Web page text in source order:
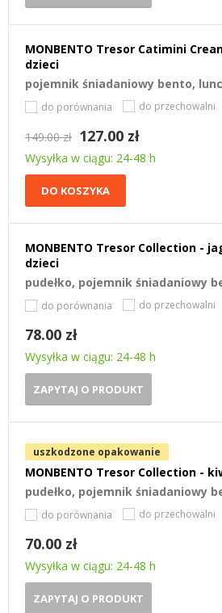
MONBENTO Tresor Catimini
dzieci
pojemnik śniadaniowy bento,
do porównania do przechowalni
149.00 zł 127.00 zł
Wysyłka w ciągu: 24-48 h
DO KOSZYKA
MONBENTO Tresor Collection -
dzieci
pudełko, pojemnik śniadaniowy
do porównania do przechowalni
78.00 zł
Wysyłka w ciągu: 24-48 h
ZAPYTAJ O PRODUKT
uszkodzone opakowanie
MONBENTO Tresor Collection -
pudełko, pojemnik śniadaniowy
do porównania do przechowalni
70.00 zł
Wysyłka w ciągu: 24-48 h
ZAPYTAJ O PRODUKT